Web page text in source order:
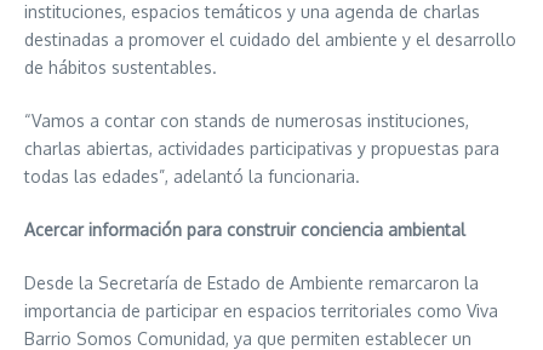
instituciones, espacios temáticos y una agenda de charlas
destinadas a promover el cuidado del ambiente y el desarrollo
de hábitos sustentables.
“Vamos a contar con stands de numerosas instituciones,
charlas abiertas, actividades participativas y propuestas para
todas las edades”, adelantó la funcionaria.
Acercar información para construir conciencia ambiental
Desde la Secretaría de Estado de Ambiente remarcaron la
importancia de participar en espacios territoriales como Viva
Barrio Somos Comunidad, ya que permiten establecer un